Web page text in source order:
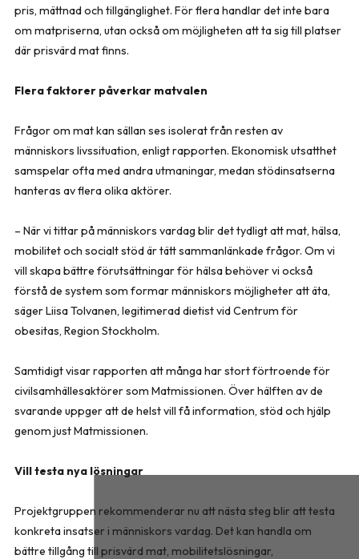
pris, mättnad och tillgänglighet. För flera handlar det inte bara
om matpriserna, utan också om möjligheten att ta sig till platser
där prisvärd mat finns.
Flera faktorer påverkar matvalen
Frågor om mat kan sällan ses isolerat från resten av
människors livssituation, enligt rapporten. Ekonomisk utsatthet
samspelar ofta med andra utmaningar, medan stödinsatserna
hanteras av flera olika aktörer.
– När vi tittar på människors vardag blir det tydligt att mat, hälsa,
mobilitet och socialt stöd är tätt sammanlänkade frågor. Om vi
vill skapa bättre förutsättningar för hälsa behöver vi också
förstå de system som formar människors möjligheter att äta,
säger Liisa Tolvanen, legitimerad dietist vid Centrum för
obesitas, Region Stockholm.
Samtidigt visar rapporten att många har stort förtroende för
civilsamhällesaktörer som Matmissionen. Över hälften av de
svarande uppger att de helst vill få information, stöd och hjälp
genom just Matmissionen.
Vill testa nya lösningar
Projektgruppen rekommenderar nu att nästa steg blir att testa
konkreta insatser i människors vardag. Det kan handla om
bättre tillgång till prisvärd mat, mobilitetslösningar,